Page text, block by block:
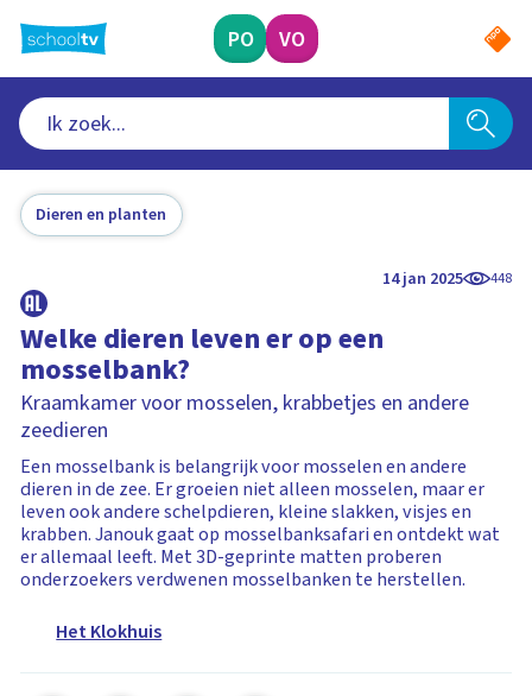
naar
hoofdinhoud
PO VO
Dieren en planten
14 jan 2025 448
Welke dieren leven er op een
mosselbank?
Kraamkamer voor mosselen, krabbetjes en andere
zeedieren
Een mosselbank is belangrijk voor mosselen en andere
dieren in de zee. Er groeien niet alleen mosselen, maar er
leven ook andere schelpdieren, kleine slakken, visjes en
krabben. Janouk gaat op mosselbanksafari en ontdekt wat
er allemaal leeft. Met 3D-geprinte matten proberen
onderzoekers verdwenen mosselbanken te herstellen.
Het Klokhuis